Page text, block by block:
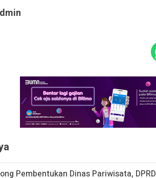
Pembentukan Dinas Pariwisata, DPRD